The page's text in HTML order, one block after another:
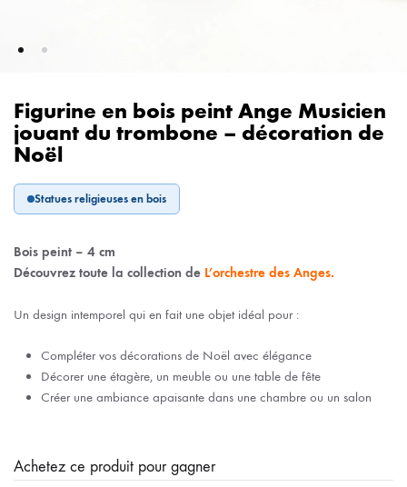
Figurine en bois peint Ange Musicien
jouant du trombone – décoration de
Noël
Statues religieuses en bois
Bois peint – 4 cm
Découvrez toute la collection de L’orchestre des Anges.
Un design intemporel qui en fait une objet idéal pour :
Compléter vos décorations de Noël avec élégance
Décorer une étagère, un meuble ou une table de fête
Créer une ambiance apaisante dans une chambre ou un salon
Achetez ce produit pour gagner